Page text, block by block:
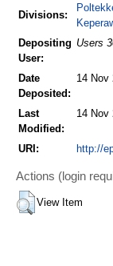
Divisions:
Depositing
User:
Users
Date
Deposited:
14 Nov
Last
Modified:
14 Nov
URI: http://
Actions (login
View Item